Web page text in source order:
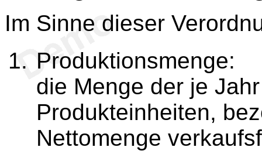
Im Sinne dieser
Produktionsmenge:
die Menge der je
Produkteinheiten,
Nettomenge